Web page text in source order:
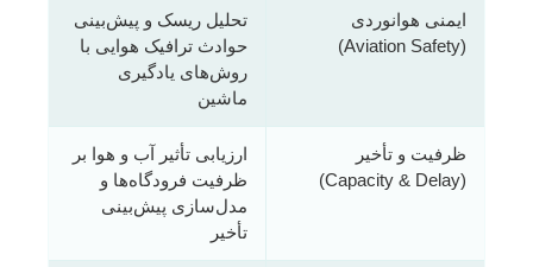
ایمنی هوانوردی
(Aviation Safety)
تحلیل ریسک و پیش‌بینی
حوادث ترافیک هوایی با
روش‌های یادگیری
ماشین
ظرفیت و تأخیر
(Capacity & Delay)
ارزیابی تأثیر آب و هوا بر
ظرفیت فرودگاه‌ها و
مدل‌سازی پیش‌بینی
تأخیر